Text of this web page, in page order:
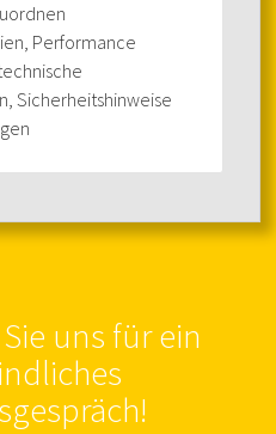
Performance
Sicherheitshinweise
uns für ein